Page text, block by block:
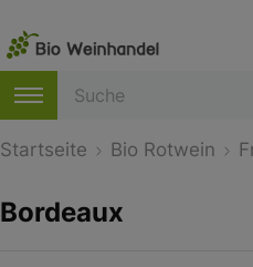
Startseite Bio Rotwein
Bordeaux